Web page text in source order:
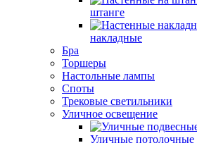
штанге
накладные
Бра
Торшеры
Настольные лампы
Споты
Трековые светильники
Уличное освещение
Уличные потолочные